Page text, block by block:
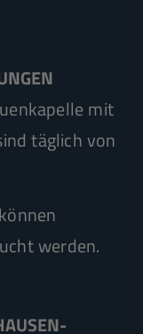
mit
täglich von
werden.